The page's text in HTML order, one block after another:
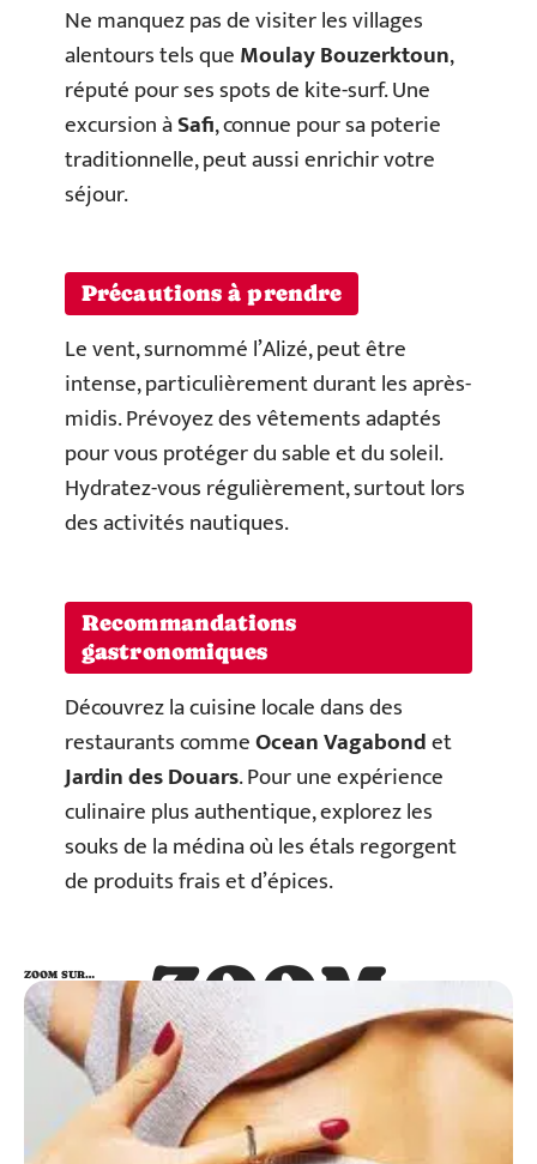
Ne manquez pas de visiter les villages
alentours tels queMoulay Bouzerktoun,
réputé pour ses spots de kite-surf. Une
excursion àSafi, connue pour sa poterie
traditionnelle, peut aussi enrichir votre
séjour.
Précautions à prendre
Le vent, surnommé l’Alizé, peut être
intense, particulièrement durant les après-
midis. Prévoyez des vêtements adaptés
pour vous protéger du sable et du soleil.
Hydratez-vous régulièrement, surtout lors
des activités nautiques.
Recommandations
gastronomiques
Découvrez la cuisine locale dans des
restaurants commeOcean Vagabondet
Jardin des Douars. Pour une expérience
culinaire plus authentique, explorez les
souks de la médina où les étals regorgent
de produits frais et d’épices.
ZOOM
SUR…
ZOOM SUR…